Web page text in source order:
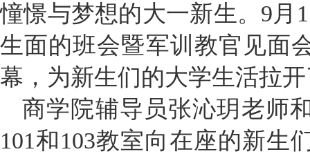
憧憬与梦想的大一新生。9月
生面的班会暨军训教官见面
幕，为新生们的大学生活拉
商学院辅导员张沁玥老师
101和103教室向在座的新生